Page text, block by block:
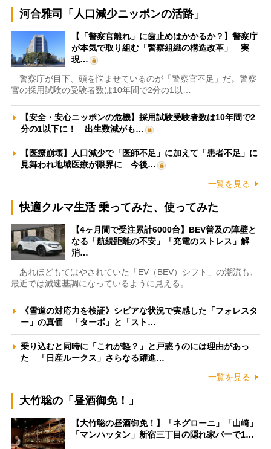
河合雅司「人口減少ニッポンの活路」
【「警察官離れ」に歯止めはかかるか？】警察庁
が本気で取り組む「警察組織の構造改革」 実
現…
警察庁が目下、頭を悩ませているのが「警察官不足」だ。警察
官の採用試験の受験者数は10年間で2分の1以…
【安全・安心ニッポンの危機】採用試験受験者数は10年間で2
分の1以下に！ 出生数減がも…
【医療崩壊】人口減少で「医師不足」に加えて「患者不足」に
見舞われ地域医療が限界に 今後…
一覧を見る
快適クルマ生活 乗ってみた、使ってみた
【4ヶ月間で受注累計6000台】BEV普及の障壁と
なる「航続距離の不安」「充電のストレス」解
消…
あれほどもてはやされていた「EV（BEV）シフト」の潮流も、
最近では減速基調になっているように見える。…
《雪道の対応力を検証》シビアな状況で実感した「フォレスタ
ー」の真価 「ターボ」と「スト…
乗り込むと同時に「これが軽？」と戸惑うのには理由があっ
た 「日産ルークス」さらなる躍進…
一覧を見る
大竹聡の「昼酒御免！」
【大竹聡の昼酒御免！】「ネグローニ」「山崎」
「マンハッタン」新宿三丁目の隠れ家バーで1…